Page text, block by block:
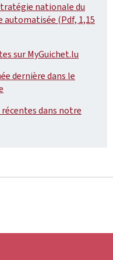
nationale du
(Pdf, 1,15
sur MyGuichet.lu
dernière dans le
dans notre